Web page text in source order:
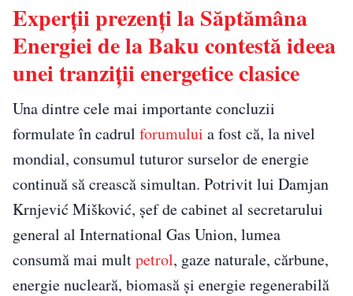
Experții prezenți la Săptămâna
Energiei de la Baku contestă ideea
unei tranziții energetice clasice
Una dintre cele mai importante concluzii
formulate în cadrul forumului a fost că, la nivel
mondial, consumul tuturor surselor de energie
continuă să crească simultan. Potrivit lui Damjan
Krnjević Mišković, șef de cabinet al secretarului
general al International Gas Union, lumea
consumă mai multpetrol, gaze naturale, cărbune,
energie nucleară, biomasă și energie regenerabilă